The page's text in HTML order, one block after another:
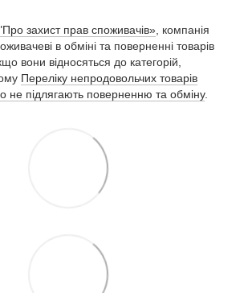
захист прав споживачів», компанія
в обміні та поверненні товарів
вони відносяться до категорій,
Переліку непродовольчих товарів
не підлягають поверненню та обміну.